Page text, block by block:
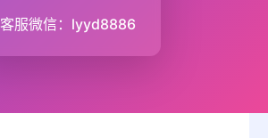
客服微信：lyyd8886